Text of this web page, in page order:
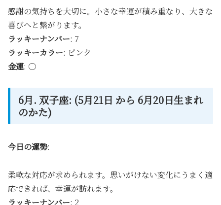
感謝の気持ちを大切に。小さな幸運が積み重なり、大きな
喜びへと繋がります。
ラッキーナンバー: 7
ラッキーカラー: ピンク
金運: 〇
6月. 双子座: (5月21日 から 6月20日生まれ
のかた)
今日の運勢:
柔軟な対応が求められます。思いがけない変化にうまく適
応できれば、幸運が訪れます。
ラッキーナンバー: 2